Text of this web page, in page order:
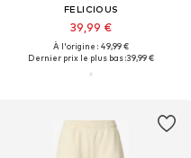
FELICIOUS
39,99 €
À l'origine : 49,99 €
Dernier prix le plus bas :39,99 €